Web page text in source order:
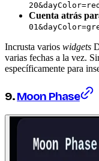
Cuenta atrás
Incrusta varios widgets
varias fechas a la vez.
específicamente para
9.Moon Phase